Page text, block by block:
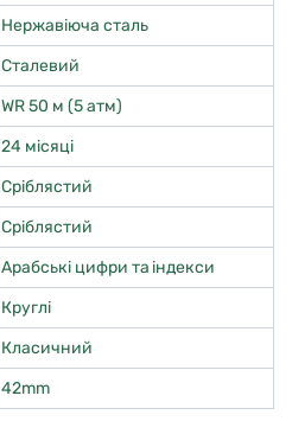
Нержавіюча сталь
Сталевий
WR 50 м (5 атм)
24 місяці
Сріблястий
Сріблястий
Арабські цифри та індекси
Круглі
Класичний
42mm